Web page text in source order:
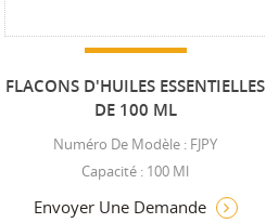
FLACONS D'HUILES ESSENTIELLES
DE 100 ML
Numéro De Modèle : FJPY
Capacité : 100 Ml
Envoyer Une Demande